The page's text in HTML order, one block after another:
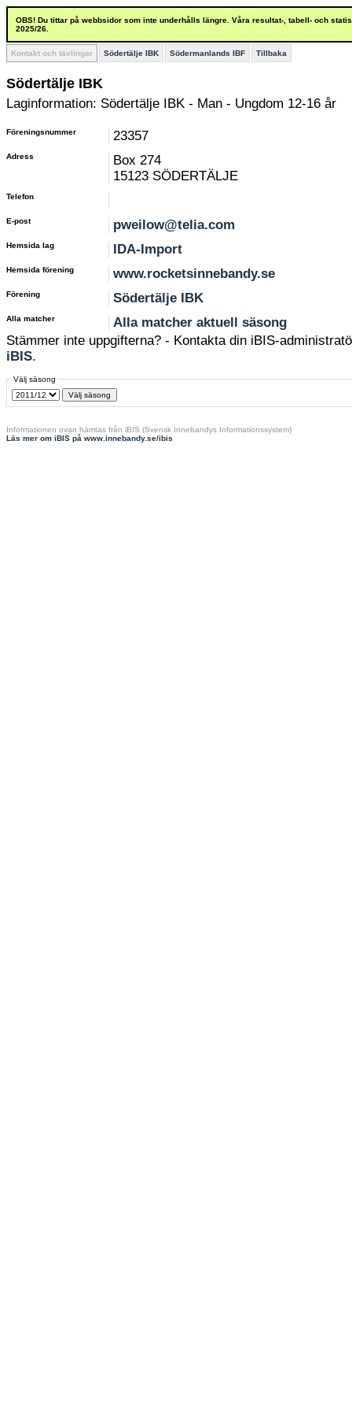
OBS! Du tittar på webbsidor som inte underhålls längre. Våra resultat-, tabell- och
2025/26.
Kontakt och tävlingar Södertälje IBK Södermanlands IBF Tillbaka
Södertälje IBK
Laginformation: Södertälje IBK - Man - Ungdom 12-16 år
Föreningsnummer 23357
Adress
Box 274
15123 SÖDERTÄLJE
Telefon
E-post pweilow@telia.com
Hemsida lag IDA-Import
Hemsida förening www.rocketsinnebandy.se
Förening Södertälje IBK
Alla matcher
Alla matcher aktuell säsong
Stämmer inte uppgifterna? - Kontakta din iBIS-
iBIS.
Välj säsong
Informationen ovan hämtas från iBIS (Svensk Innebandys Informationssystem)
Läs mer om iBIS på www.innebandy.se/ibis